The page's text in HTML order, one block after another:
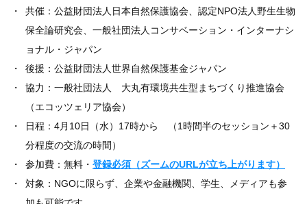
共催：公益財団法人日本自然保護協会、認定NPO法人野生生物
保全論研究会、一般社団法人コンサベーション・インターナシ
ョナル・ジャパン
後援：公益財団法人世界自然保護基金ジャパン
協力：一般社団法人 大丸有環境共生型まちづくり推進協会
（エコッツェリア協会）
日程：4月10日（水）17時から （1時間半のセッション＋30
分程度の交流の時間）
参加費：無料・ 登録必須（ズームのURLが立ち上がります）
対象：NGOに限らず、企業や金融機関、学生、メディアも参